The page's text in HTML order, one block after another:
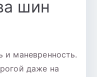
шин
и маневренность.
даже на